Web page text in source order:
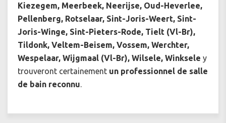
Kiezegem, Meerbeek, Neerijse, Oud-Heverlee,
Pellenberg, Rotselaar, Sint-Joris-Weert, Sint-
Joris-Winge, Sint-Pieters-Rode, Tielt (Vl-Br),
Tildonk, Veltem-Beisem, Vossem, Werchter,
Wespelaar, Wijgmaal (Vl-Br), Wilsele, Winksele y
trouveront certainement un professionnel de salle
de bain reconnu.